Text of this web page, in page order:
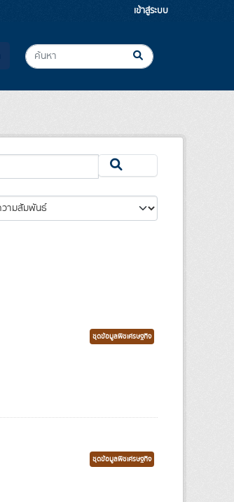
เข้าสู่ระบบ
ชุดข้อมูลพืชเศรษฐกิจ
ชุดข้อมูลพืชเศรษฐกิจ